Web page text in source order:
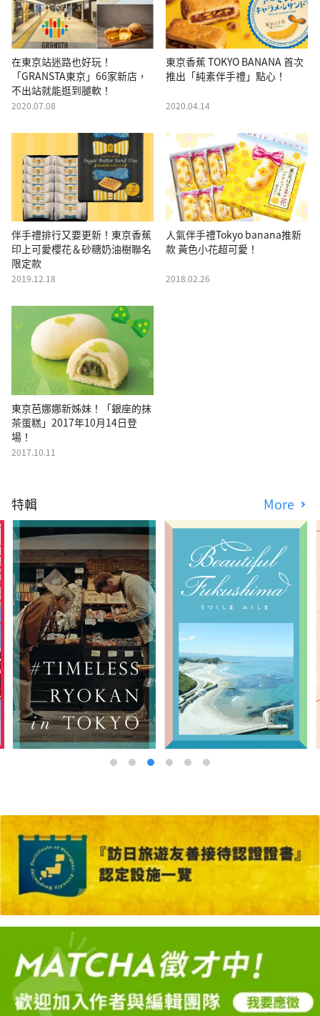
在東京站迷路也好玩！
「GRANSTA東京」66家新店，
不出站就能逛到腿軟！
2020.07.08
東京香蕉 TOKYO BANANA 首次
推出「純素伴手禮」點心！
2020.04.14
伴手禮排行又要更新！東京香蕉
印上可愛櫻花＆砂糖奶油樹聯名
限定款
2019.12.18
人氣伴手禮Tokyo banana推新
款 黃色小花超可愛！
2018.02.26
東京芭娜娜新姊妹！「銀座的抹
茶蛋糕」2017年10月14日登
場！
2017.10.11
特輯 More